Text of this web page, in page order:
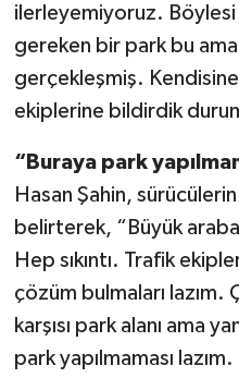
ilerleyemiyoruz. Böylesi
gereken bir park bu
gerçekleşmiş.
ekiplerine bildirdik
“Buraya park
Hasan Şahin,
belirterek, “Büyük
Hep sıkıntı. Trafik
çözüm bulmaları lazım.
karşısı park alanı ama
park yapılmaması